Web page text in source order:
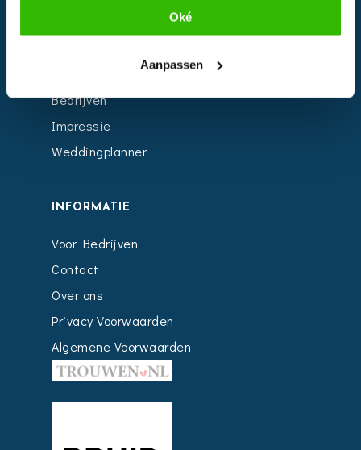
Oké
Aanpassen
EVENTS
Bedrijven
Impressie
Weddingplanner
INFORMATIE
Voor Bedrijven
Contact
Over ons
Privacy Voorwaarden
Algemene Voorwaarden